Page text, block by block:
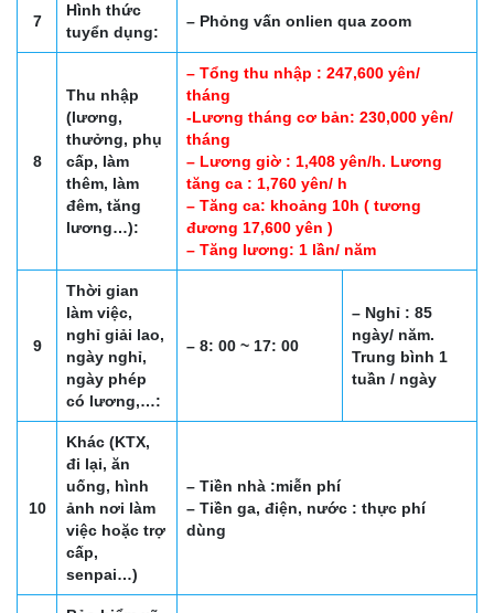
7
Hình thức
tuyển dụng:
– Phỏng vấn onlien qua zoom
8
Thu nhập
(lương,
thưởng, phụ
cấp, làm
thêm, làm
đêm, tăng
lương…):
– Tổng thu nhập : 247,600 yên/
tháng
-Lương tháng cơ bản: 230,000 yên/
tháng
– Lương giờ : 1,408 yên/h. Lương
tăng ca : 1,760 yên/ h
– Tăng ca: khoảng 10h ( tương
đương 17,600 yên )
– Tăng lương: 1 lần/ năm
9
Thời gian
làm việc,
nghỉ giải lao,
ngày nghỉ,
ngày phép
có lương,…:
– 8: 00 ~ 17: 00
– Nghỉ : 85
ngày/ năm.
Trung bình 1
tuần / ngày
10
Khác (KTX,
đi lại, ăn
uống, hình
ảnh nơi làm
việc hoặc trợ
cấp,
senpai…)
– Tiền nhà :miễn phí
– Tiền ga, điện, nước : thực phí
dùng